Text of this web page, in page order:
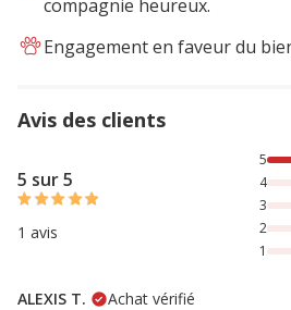
compagnie heureux.
Engagement en faveur du
Avis des clients
5 sur 5
1 avis
100% des personnes lont noté
5
4
3
2
1
ALEXIS T.
Achat vérifié